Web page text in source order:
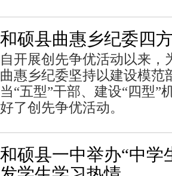
和硕县曲惠乡纪委四
自开展创先争优活动以来
曲惠乡纪委坚持以建设模范
当“五型”干部、建设“四型
好了创先争优活动。
和硕县一中举办“中学